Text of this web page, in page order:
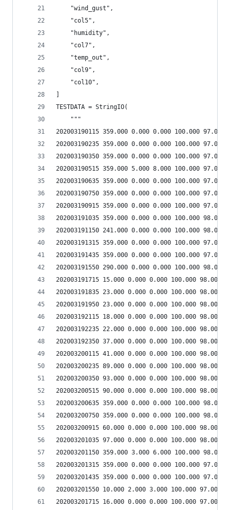
    "wind_gust",
    "col5",
    "humidity",
    "col7",
    "temp_out",
    "col9",
    "col10",
TESTDATA = StringIO(
    """
202003190115 359.000 0.000 0.000 100.000
202003190235 359.000 0.000 0.000 100.000
202003190350 359.000 0.000 0.000 100.000
202003190515 359.000 5.000 8.000 100.000
202003190635 359.000 0.000 0.000 100.000
202003190750 359.000 0.000 0.000 100.000
202003190915 359.000 0.000 0.000 100.000
202003191035 359.000 0.000 0.000 100.000
202003191150 241.000 0.000 0.000 100.000
202003191315 359.000 0.000 0.000 100.000
202003191435 359.000 0.000 0.000 100.000
202003191550 290.000 0.000 0.000 100.000
202003191715 15.000 0.000 0.000 100.000 98.000
202003191835 23.000 0.000 0.000 100.000 98.000
202003191950 23.000 0.000 0.000 100.000 98.000
202003192115 18.000 0.000 0.000 100.000 98.000
202003192235 22.000 0.000 0.000 100.000 98.000
202003192350 37.000 0.000 0.000 100.000 98.000
202003200115 41.000 0.000 0.000 100.000 98.000
202003200235 89.000 0.000 0.000 100.000 98.000
202003200350 93.000 0.000 0.000 100.000 98.000
202003200515 90.000 0.000 0.000 100.000 98.000
202003200635 359.000 0.000 0.000 100.000
202003200750 359.000 0.000 0.000 100.000
202003200915 60.000 0.000 0.000 100.000 98.000
202003201035 97.000 0.000 0.000 100.000 98.000
202003201150 359.000 3.000 6.000 100.000
202003201315 359.000 0.000 0.000 100.000
202003201435 359.000 0.000 0.000 100.000
202003201550 10.000 2.000 3.000 100.000 97.000
202003201715 16.000 0.000 0.000 100.000 97.000